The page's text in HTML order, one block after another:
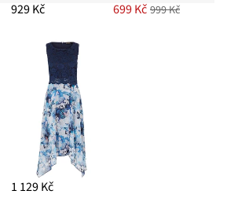
929 Kč 699 Kč 999 Kč
1 129 Kč